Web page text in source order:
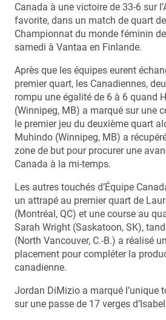
Canada à une victoire de 33-6 sur
favorite, dans un match de quart
Championnat du monde féminin de
samedi à Vantaa en Finlande.
Après que les équipes eurent
premier quart, les Canadiennes,
rompu une égalité de 6 à 6 quand
(Winnipeg, MB) a marqué sur une
le premier jeu du deuxième quart
Muhindo (Winnipeg, MB) a
zone de but pour procurer une
Canada à la mi-temps.
Les autres touchés d’Équipe
un attrapé au premier quart de
(Montréal, QC) et une course au
Sarah Wright (Saskatoon, SK),
(North Vancouver, C.-B.) a réalisé
placement pour compléter la
canadienne.
Jordan DiMizio a marqué l’unique
sur une passe de 17 verges